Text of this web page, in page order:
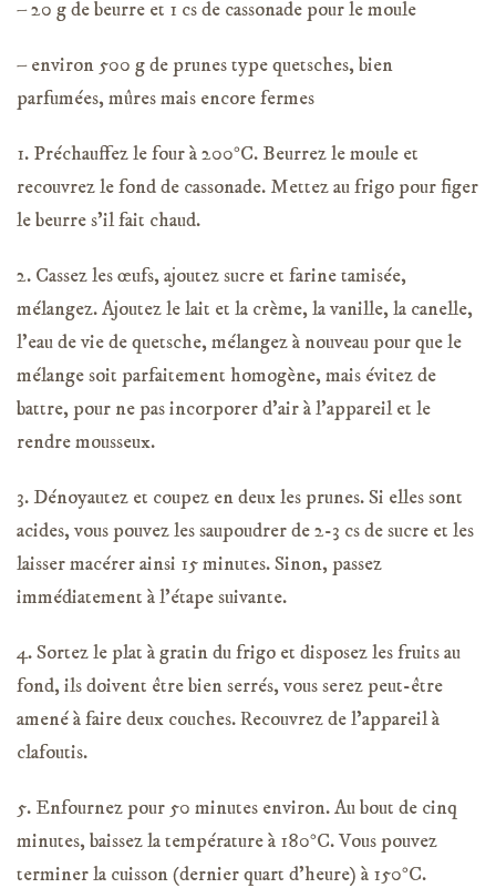
– 20 g de beurre et 1 cs de cassonade pour le moule
– environ 500 g de prunes type quetsches, bien
parfumées, mûres mais encore fermes
1. Préchauffez le four à 200°C. Beurrez le moule et
recouvrez le fond de cassonade. Mettez au frigo pour figer
le beurre s’il fait chaud.
2. Cassez les œufs, ajoutez sucre et farine tamisée,
mélangez. Ajoutez le lait et la crème, la vanille, la canelle,
l’eau de vie de quetsche, mélangez à nouveau pour que le
mélange soit parfaitement homogène, mais évitez de
battre, pour ne pas incorporer d’air à l’appareil et le
rendre mousseux.
3. Dénoyautez et coupez en deux les prunes. Si elles sont
acides, vous pouvez les saupoudrer de 2-3 cs de sucre et les
laisser macérer ainsi 15 minutes. Sinon, passez
immédiatement à l’étape suivante.
4. Sortez le plat à gratin du frigo et disposez les fruits au
fond, ils doivent être bien serrés, vous serez peut-être
amené à faire deux couches. Recouvrez de l’appareil à
clafoutis.
5. Enfournez pour 50 minutes environ. Au bout de cinq
minutes, baissez la température à 180°C. Vous pouvez
terminer la cuisson (dernier quart d’heure) à 150°C.